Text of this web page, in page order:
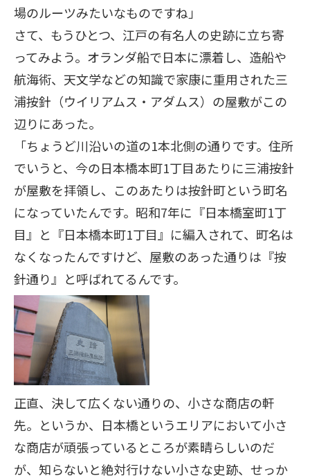
場のルーツみたいなものですね」
さて、もうひとつ、江戸の有名人の史跡に立ち寄
ってみよう。オランダ船で日本に漂着し、造船や
航海術、天文学などの知識で家康に重用された三
浦按針（ウイリアムス・アダムス）の屋敷がこの
辺りにあった。
「ちょうど川沿いの道の1本北側の通りです。住所
でいうと、今の日本橋本町1丁目あたりに三浦按針
が屋敷を拝領し、このあたりは按針町という町名
になっていたんです。昭和7年に『日本橋室町1丁
目』と『日本橋本町1丁目』に編入されて、町名は
なくなったんですけど、屋敷のあった通りは『按
針通り』と呼ばれてるんです。
正直、決して広くない通りの、小さな商店の軒
先。というか、日本橋というエリアにおいて小さ
な商店が頑張っているところが素晴らしいのだ
が、知らないと絶対行けない小さな史跡、せっか